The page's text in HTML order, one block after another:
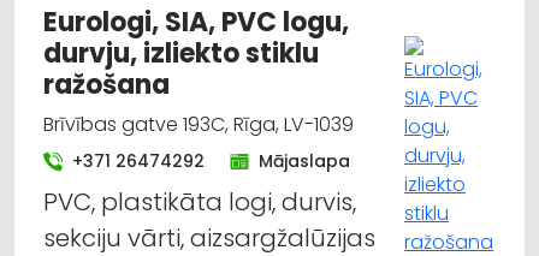
APDARES MATERIĀLI: TIRDZNIECĪBA
CELTNIECĪBAS UN REMONTA DARBI
APDARES MATERIĀLI: GRĪDAS SEGUMI
MĒBEĻU RAŽOŠANA, MĒBEĻU SAGATAVES
Eurologi, SIA, PVC logu,
durvju, izliekto stiklu
ražošana
Brīvības gatve 193C, Rīga, LV-1039
+371 26474292 Mājaslapa
PVC, plastikāta logi, durvis,
sekciju vārti, aizsargžalūzijas